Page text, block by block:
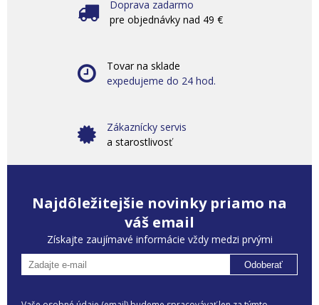
Doprava zadarmo
pre objednávky nad 49 €
Tovar na sklade
expedujeme do 24 hod.
Zákaznícky servis
a starostlivosť
Najdôležitejšie novinky priamo na
váš email
Získajte zaujímavé informácie vždy medzi prvými
Odoberať